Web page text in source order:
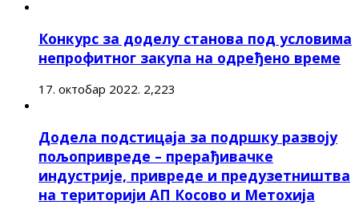
Конкурс за доделу станова под условима
непрофитног закупа на одређено време
17. октобар 2022. 2,223
Додела подстицаја за подршку развоју
пољопривреде – прерађивачке
индустрије, привреде и предузетништва
на територији АП Косово и Метохија